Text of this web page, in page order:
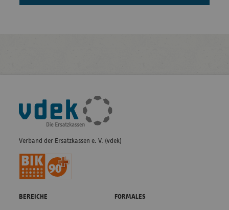
Fußleisten-
Navigation
Verband der Ersatzkassen e. V. (vdek)
BEREICHE FORMALES